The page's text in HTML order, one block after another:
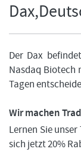
Der Dax
Nasdaq Biotech
Tagen
Wir machen
Lernen Sie
sich jetzt 20%
Angemeldet
Passwort
Das